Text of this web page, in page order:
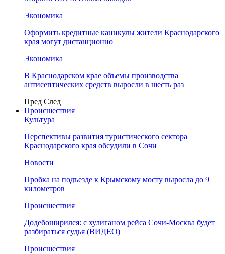
Экономика
Оформить кредитные каникулы жители Краснодарского
края могут дистанционно
Экономика
В Краснодарском крае объемы производства
антисептических средств выросли в шесть раз
Пред След
Происшествия
Культура
Перспективы развития туристического сектора
Краснодарского края обсудили в Сочи
Новости
Пробка на подъезде к Крымскому мосту выросла до 9
километров
Происшествия
Додебоширился: с хулиганом рейса Сочи-Москва будет
разбираться судья (ВИДЕО)
Происшествия